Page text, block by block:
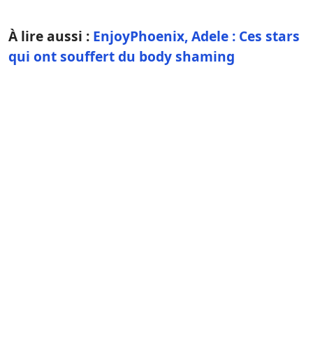
À lire aussi : EnjoyPhoenix, Adele : Ces stars
qui ont souffert du body shaming